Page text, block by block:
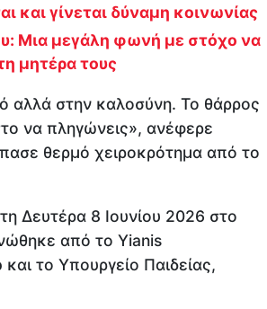
και γίνεται δύναμη κοινωνίας
Μια μεγάλη φωνή με στόχο να
μητέρα τους
αλλά στην καλοσύνη. Το θάρρος
να πληγώνεις», ανέφερε
θερμό χειροκρότημα από το
Δευτέρα 8 Ιουνίου 2026 στο
από το Yianis
το Υπουργείο Παιδείας,